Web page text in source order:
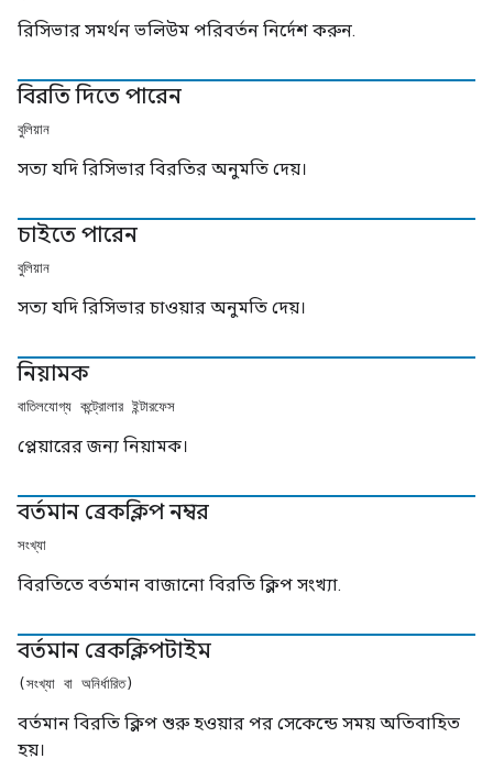
রিসিভার সমর্থন ভলিউম পরিবর্তন নির্দেশ করুন.
বিরতি দিতে পারেন
বুলিয়ান
সত্য যদি রিসিভার বিরতির অনুমতি দেয়।
চাইতে পারেন
বুলিয়ান
সত্য যদি রিসিভার চাওয়ার অনুমতি দেয়।
নিয়ামক
বাতিলযোগ্য কন্ট্রোলার ইন্টারফেস
প্লেয়ারের জন্য নিয়ামক।
বর্তমান ব্রেকক্লিপ নম্বর
সংখ্যা
বিরতিতে বর্তমান বাজানো বিরতি ক্লিপ সংখ্যা.
বর্তমান ব্রেকক্লিপটাইম
(সংখ্যা বা অনির্ধারিত)
বর্তমান বিরতি ক্লিপ শুরু হওয়ার পর সেকেন্ডে সময় অতিবাহিত
হয়।